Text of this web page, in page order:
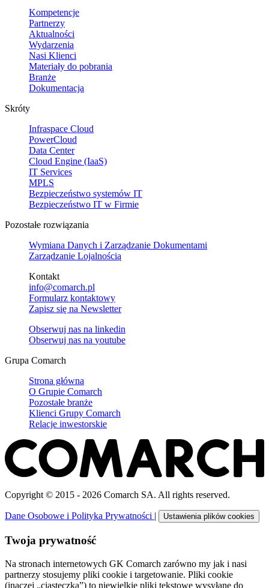
Kompetencje
Partnerzy
Aktualności
Wydarzenia
Nasi Klienci
Materiały do pobrania
Branże
Dokumentacja
Skróty
Infraspace Cloud
PowerCloud
Data Center
Cloud Engine (IaaS)
IT Services
MPLS
Bezpieczeństwo systemów IT
Bezpieczeństwo IT w Firmie
Pozostałe rozwiązania
Wymiana Danych i Zarządzanie Dokumentami
Zarządzanie Lojalnością
Kontakt
info@comarch.pl
Formularz kontaktowy
Zapisz się na Newsletter
Obserwuj nas na linkedin
Obserwuj nas na youtube
Grupa Comarch
Strona główna
O Grupie Comarch
Pozostałe branże
Klienci Grupy Comarch
Relacje inwestorskie
Copyright © 2015 - 2026 Comarch SA. All rights reserved.
Dane Osobowe i Polityka Prywatności | Ustawienia plików cookies
Twoja prywatność
Na stronach internetowych GK Comarch zarówno my jak i nasi
partnerzy stosujemy pliki cookie i targetowanie. Pliki cookie
(inaczej „ciasteczka”) to niewielkie pliki tekstowe wysyłane do